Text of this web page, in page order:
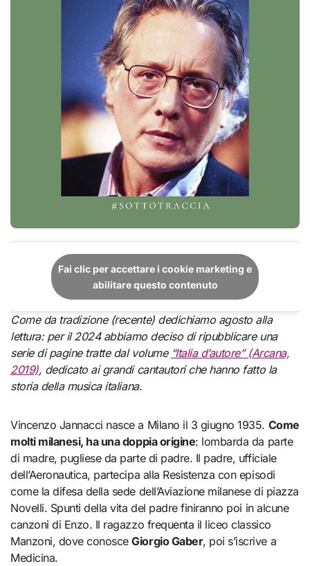
Fai clic per accettare i cookie marketing e
abilitare questo contenuto
Come da tradizione (recente) dedichiamo agosto alla
lettura: per il 2024 abbiamo deciso di ripubblicare una
serie di pagine tratte dal volume “Italia d’autore” (Arcana,
2019), dedicato ai grandi cantautori che hanno fatto la
storia della musica italiana.
Vincenzo Jannacci nasce a Milano il 3 giugno 1935. Come
molti milanesi, ha una doppia origine: lombarda da parte
di madre, pugliese da parte di padre. Il padre, ufficiale
dell’Aeronautica, partecipa alla Resistenza con episodi
come la difesa della sede dell’Aviazione milanese di piazza
Novelli. Spunti della vita del padre finiranno poi in alcune
canzoni di Enzo. Il ragazzo frequenta il liceo classico
Manzoni, dove conosceGiorgio Gaber, poi s’iscrive a
Medicina.